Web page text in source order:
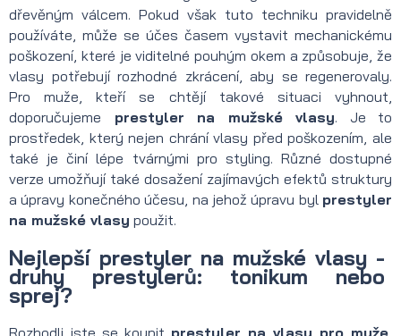
dřevěným válcem. Pokud však tuto techniku pravidelně
používáte, může se účes časem vystavit mechanickému
poškození, které je viditelné pouhým okem a způsobuje, že
vlasy potřebují rozhodné zkrácení, aby se regenerovaly.
Pro muže, kteří se chtějí takové situaci vyhnout,
doporučujeme prestyler na mužské vlasy. Je to
prostředek, který nejen chrání vlasy před poškozením, ale
také je činí lépe tvárnými pro styling. Různé dostupné
verze umožňují také dosažení zajímavých efektů struktury
a úpravy konečného účesu, na jehož úpravu byl prestyler
na mužské vlasy použit.
Nejlepší prestyler na mužské vlasy -
druhy prestylerů: tonikum nebo
sprej?